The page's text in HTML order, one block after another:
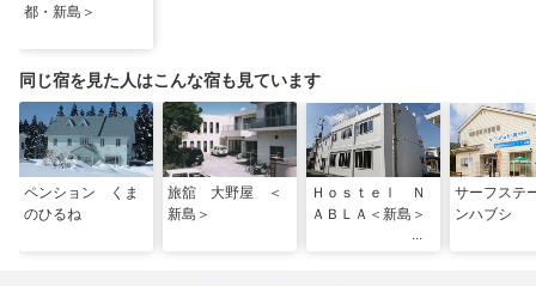
都・新島＞
同じ宿を見た人はこんな宿も見ています
ペンション くま
のひるね
旅舘 大野屋 ＜
新島＞
Ｈｏｓｔｅｌ Ｎ
ＡＢＬＡ＜新島＞
サーフステ
ンハブシ